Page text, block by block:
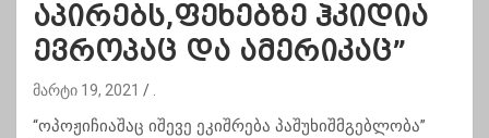
აპირებს,ფეხებზე ჰკიდია
ევროპაც და ამერიკაც”
მარტი 19, 2021
“ოპოჟიჩიაშაც იშევე ეკიშრება პაშუხიშმგებლობა”